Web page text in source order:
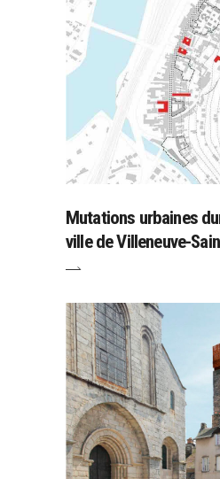
Mutations urbaines
ville de Villeneuve-